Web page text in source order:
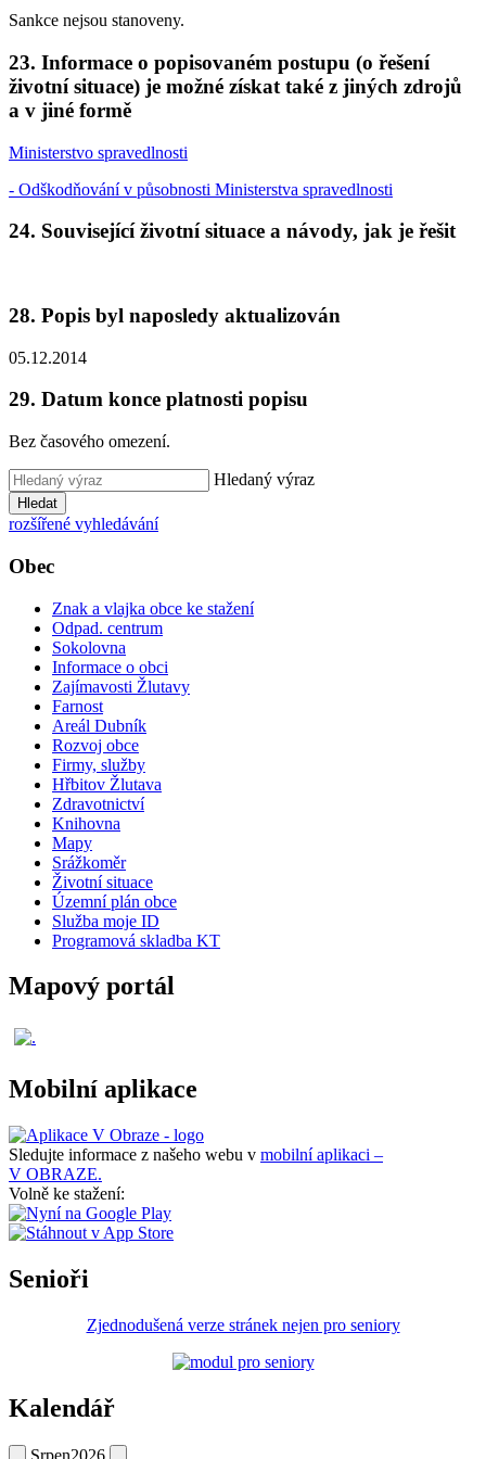
Sankce nejsou stanoveny.
23. Informace o popisovaném postupu (o řešení
životní situace) je možné získat také z jiných zdrojů
a v jiné formě
Ministerstvo spravedlnosti
- Odškodňování v působnosti Ministerstva spravedlnosti
24. Související životní situace a návody, jak je řešit
28. Popis byl naposledy aktualizován
05.12.2014
29. Datum konce platnosti popisu
Bez časového omezení.
Hledaný výraz
Hledat
rozšířené vyhledávání
Obec
Znak a vlajka obce ke stažení
Odpad. centrum
Sokolovna
Informace o obci
Zajímavosti Žlutavy
Farnost
Areál Dubník
Rozvoj obce
Firmy, služby
Hřbitov Žlutava
Zdravotnictví
Knihovna
Mapy
Srážkoměr
Životní situace
Územní plán obce
Služba moje ID
Programová skladba KT
Mapový portál
Mobilní aplikace
Sledujte informace z našeho webu v mobilní aplikaci –
V OBRAZE.
Volně ke stažení:
Senioři
Zjednodušená verze stránek nejen pro seniory
Kalendář
Srpen2026